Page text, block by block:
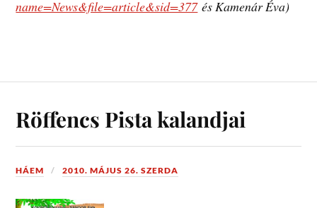
name=News&file=article&sid=377és Kamenár Éva)
Röffencs Pista kalandjai
HÁEM 2010. MÁJUS 26. SZERDA